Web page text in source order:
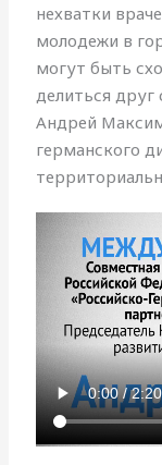
нехватки
молодежи в
могут быть
делиться
Андрей
германского